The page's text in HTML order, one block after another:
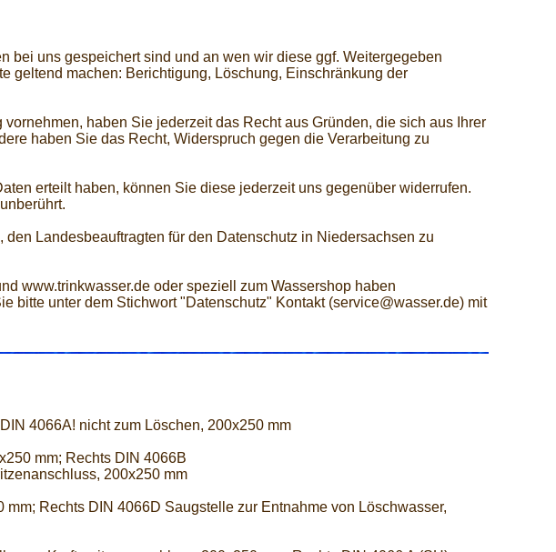
bei uns gespeichert sind und an wen wir diese ggf. Weitergegeben
geltend machen: Berichtigung, Löschung, Einschränkung der
haben Sie jederzeit das Recht aus Gründen, die sich aus Ihrer
haben Sie das Recht, Widerspruch gegen die Verarbeitung zu
erteilt haben, können Sie diese jederzeit uns gegenüber widerrufen.
Landesbeauftragten für den Datenschutz in Niedersachsen zu
www.trinkwasser.de oder speziell zum Wassershop haben
bitte unter dem Stichwort "Datenschutz" Kontakt (service@wasser.de) mit
4066A! nicht zum Löschen, 200x250 mm
mm; Rechts DIN 4066B
200x250 mm
Rechts DIN 4066D Saugstelle zur Entnahme von Löschwasser,